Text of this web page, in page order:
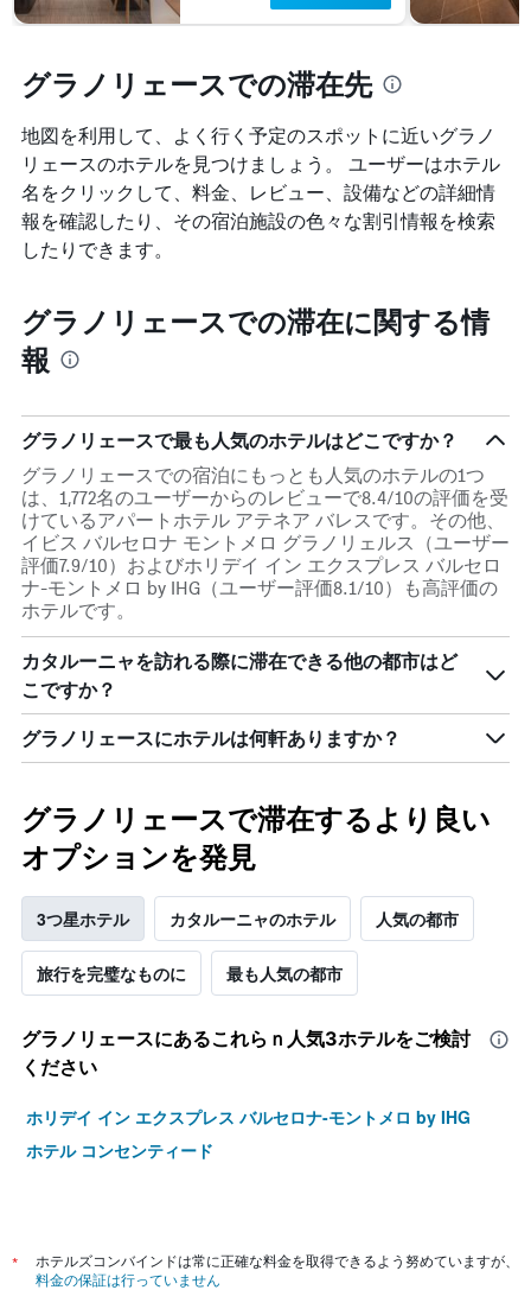
グラノリェースでの滞在先
地図を利用して、よく行く予定のスポットに近いグラノ
リェースのホテルを見つけましょう。 ユーザーはホテル
名をクリックして、料金、レビュー、設備などの詳細情
報を確認したり、その宿泊施設の色々な割引情報を検索
したりできます。
グラノリェースでの滞在に関する情
報
グラノリェースで最も人気のホテルはどこですか？
グラノリェースでの宿泊にもっとも人気のホテルの1つ
は、1,772名のユーザーからのレビューで8.4/10の評価を受
けているアパートホテル アテネア バレスです。その他、
イビス バルセロナ モントメロ グラノリェルス（ユーザー
評価7.9/10）およびホリデイ イン エクスプレス バルセロ
ナ-モントメロ by IHG（ユーザー評価8.1/10）も高評価の
ホテルです。
カタルーニャを訪れる際に滞在できる他の都市はど
こですか？
グラノリェースにホテルは何軒ありますか？
グラノリェースで滞在するより良い
オプションを発見
3つ星ホテル カタルーニャのホテル 人気の都市
旅行を完璧なものに 最も人気の都市
グラノリェース​にあるこれらｎ人気3ホテルをご検討
ください
ホリデイ イン エクスプレス バルセロナ-モントメロ by IHG
ホテル コンセンティード
*
ホテルズコンバインドは常に正確な料金を取得できるよう努めていますが、
料金の保証は行っていません